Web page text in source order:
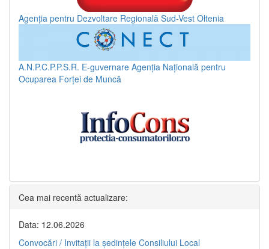
Agenția pentru Dezvoltare Regională Sud-Vest Oltenia
A.N.P.C.P.P.S.R. E-guvernare Agenția Națională pentru
Ocuparea Forței de Muncă
Cea mai recentă actualizare:
Data: 12.06.2026
Convocări / Invitaţii la şedinţele Consiliului Local